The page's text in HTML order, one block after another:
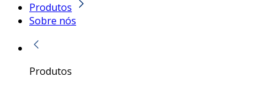
Produtos
Sobre nós
Produtos